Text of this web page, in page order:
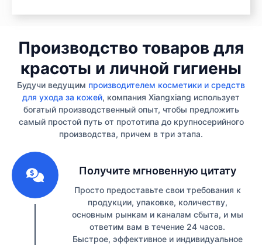
Производство товаров для
красоты и личной гигиены
Будучи ведущим производителем косметики и средств
для ухода за кожей, компания Xiangxiang использует
богатый производственный опыт, чтобы предложить
самый простой путь от прототипа до крупносерийного
производства, причем в три этапа.
Получите мгновенную цитату
Просто предоставьте свои требования к
продукции, упаковке, количеству,
основным рынкам и каналам сбыта, и мы
ответим вам в течение 24 часов.
Быстрое, эффективное и индивидуальное